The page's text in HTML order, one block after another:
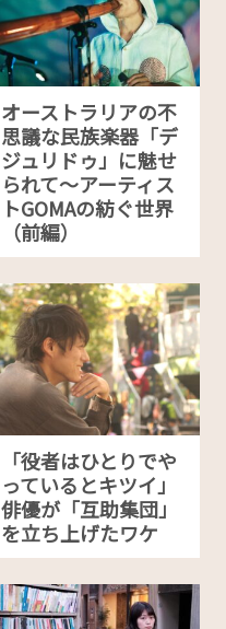
オーストラリアの不
思議な民族楽器「デ
ジュリドゥ」に魅せ
られて〜アーティス
トGOMAの紡ぐ世界
（前編）
「役者はひとりでや
っているとキツイ」
俳優が「互助集団」
を立ち上げたワケ